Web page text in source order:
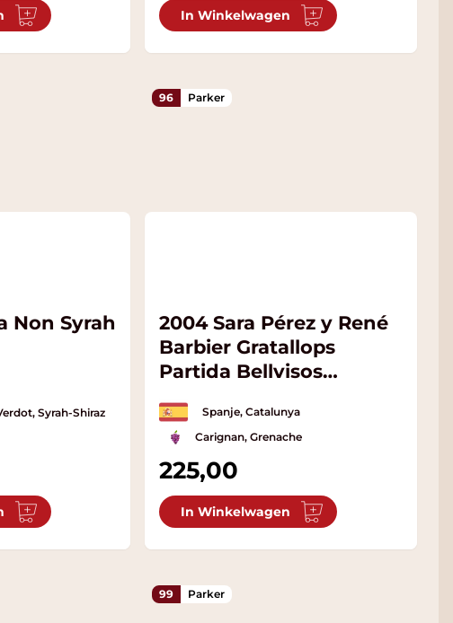
In Winkelwagen
Non Syrah
Syrah-Shiraz
96 Parker
2004 Sara Pérez y René
Barbier Gratallops
Partida Bellvisos
Spanje, Catalunya
Carignan, Grenache
225,00
In Winkelwagen
99 Parker